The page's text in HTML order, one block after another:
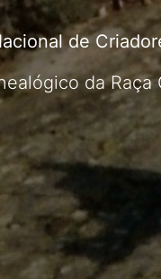
de
da Raça